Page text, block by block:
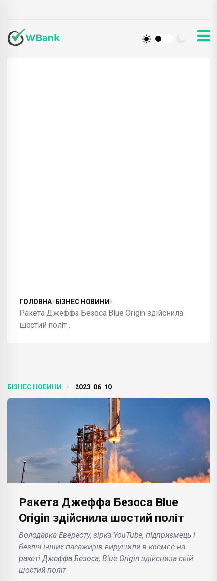
ГОЛОВНА БІЗНЕС НОВИНИ
Ракета Джеффа Безоса Blue Origin здійснила
шостий політ .
БІЗНЕС НОВИНИ 2023-06-10
Ракета Джеффа Безоса Blue
Origin здійснила шостий політ
Володарка Евересту, зірка YouTube, підприємець і
безліч інших пасажирів вирушили в космос на
ракеті Джеффа Безоса, Blue Origin здійснила свій
шостий політ